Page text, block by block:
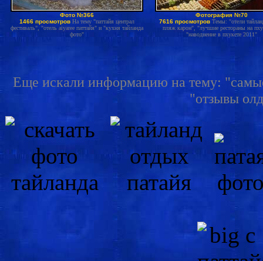
Фото №366
1466 просмотров На тему "паттайя централ
фестиваль", "отель aiyaree паттайя" и "кухня тайланда
фото"
Фотография №70
7616 просмотров Темы: "отели
пляж карон", "лучшие рестораны на
"наводнение в пхукете 2011"
Еще искали информацию на тему:
"отзывы